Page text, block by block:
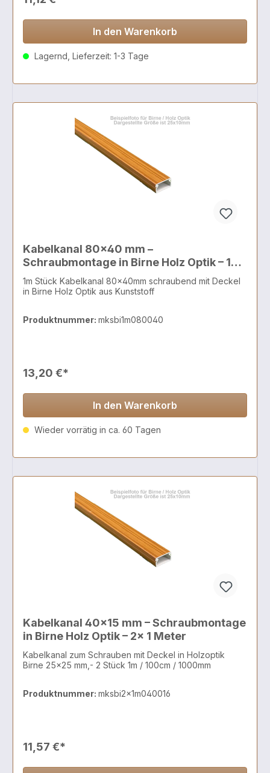
In den Warenkorb
Lagernd, Lieferzeit: 1-3 Tage
Kabelkanal 80x40 mm –
Schraubmontage in Birne Holz Optik – 1
Meter
1m Stück Kabelkanal 80x40mm schraubend mit Deckel
in Birne Holz Optik aus Kunststoff
Produktnummer: mksbi1m080040
13,20 €*
In den Warenkorb
Wieder vorrätig in ca. 60 Tagen
Kabelkanal 40x15 mm – Schraubmontage
in Birne Holz Optik – 2x 1 Meter
Kabelkanal zum Schrauben mit Deckel in Holzoptik
Birne 25x25 mm,- 2 Stück 1m / 100cm / 1000mm
Produktnummer: mksbi2x1m040016
11,57 €*